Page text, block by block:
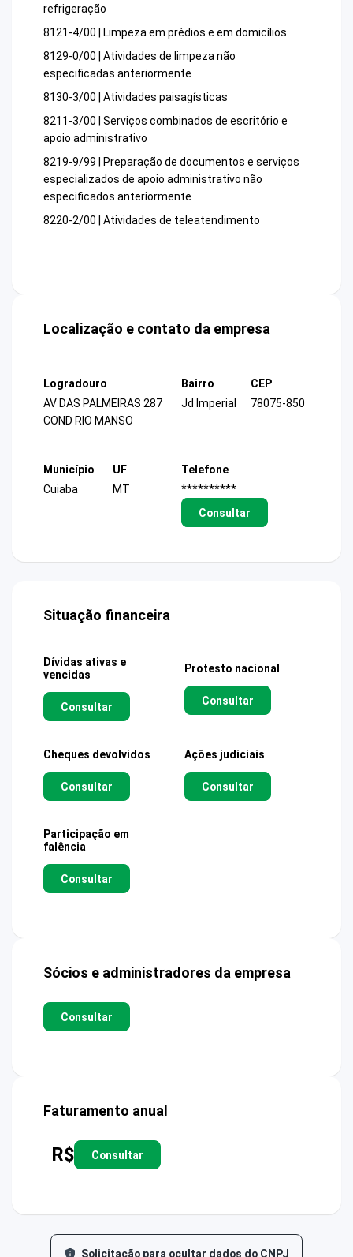
refrigeração
8121-4/00 | Limpeza em prédios e em domicílios
8129-0/00 | Atividades de limpeza não
especificadas anteriormente
8130-3/00 | Atividades paisagísticas
8211-3/00 | Serviços combinados de escritório e
apoio administrativo
8219-9/99 | Preparação de documentos e serviços
especializados de apoio administrativo não
especificados anteriormente
8220-2/00 | Atividades de teleatendimento
Localização e contato da empresa
Logradouro
AV DAS PALMEIRAS 287
COND RIO MANSO
Bairro
Jd Imperial
CEP
78075-850
Município
Cuiaba
UF
MT
Telefone
**********
Consultar
Situação financeira
Dívidas ativas e
vencidas
Consultar
Protesto nacional
Consultar
Cheques devolvidos
Consultar
Ações judiciais
Consultar
Participação em
falência
Consultar
Sócios e administradores da empresa
Consultar
Faturamento anual
R$ Consultar
Solicitação para ocultar dados do CNPJ